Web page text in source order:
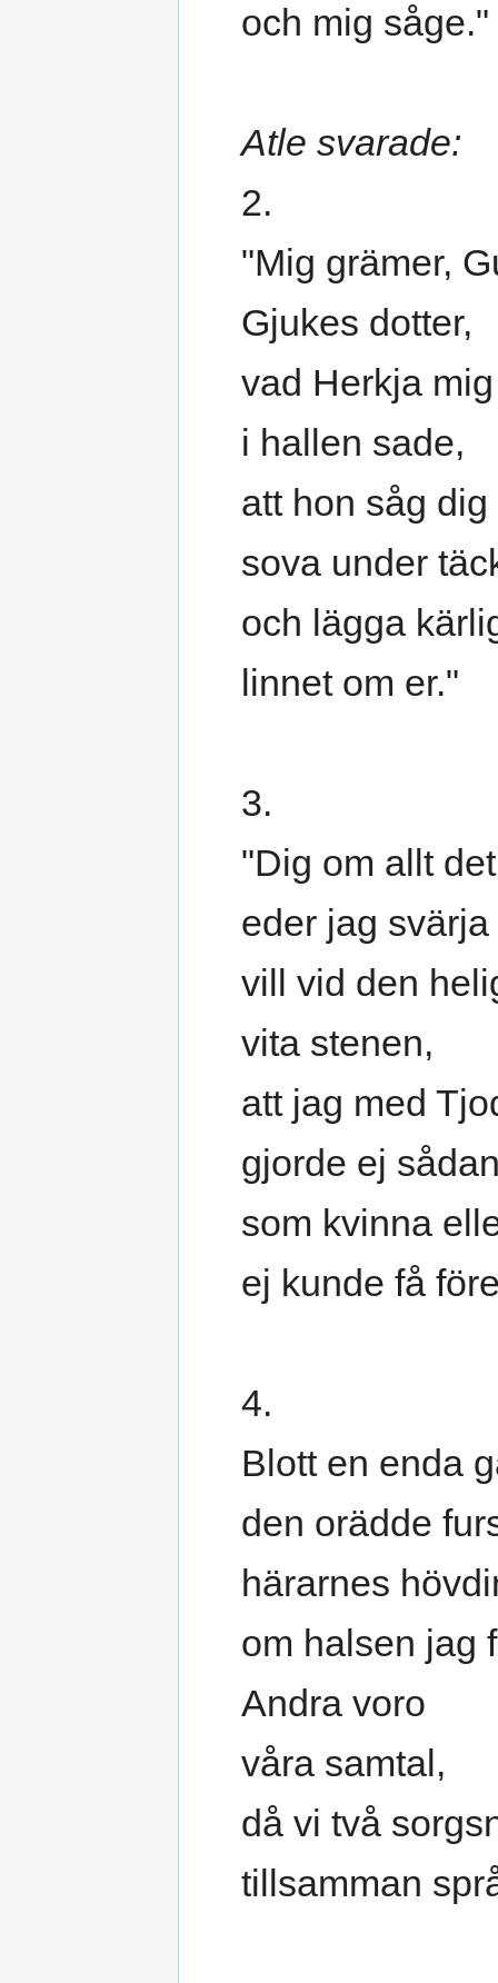
och mig såge."
Atle svarade:
2.
"Mig grämer,
Gjukes dotter,
vad Herkja mig
i hallen sade,
att hon såg
sova under
och lägga
linnet om er."
3.
"Dig om allt det
eder jag svärja
vill vid den
vita stenen,
att jag med
gjorde ej
som kvinna
ej kunde få
4.
Blott en enda
den orädde
härarnes
om halsen jag
Andra voro
våra samtal,
då vi två
tillsamman